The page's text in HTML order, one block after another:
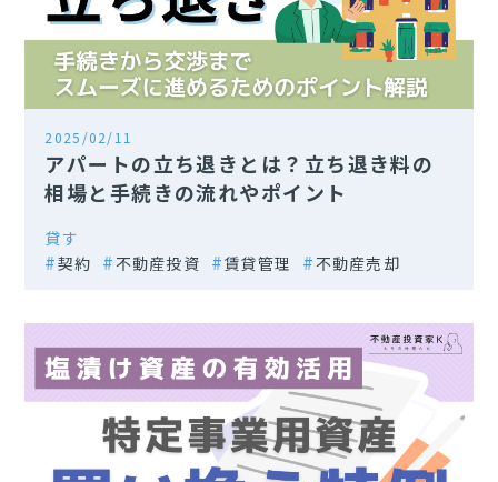
2025/02/11
アパートの立ち退きとは？立ち退き料の
相場と手続きの流れやポイント
貸す
契約
不動産投資 賃貸管理 不動産売却